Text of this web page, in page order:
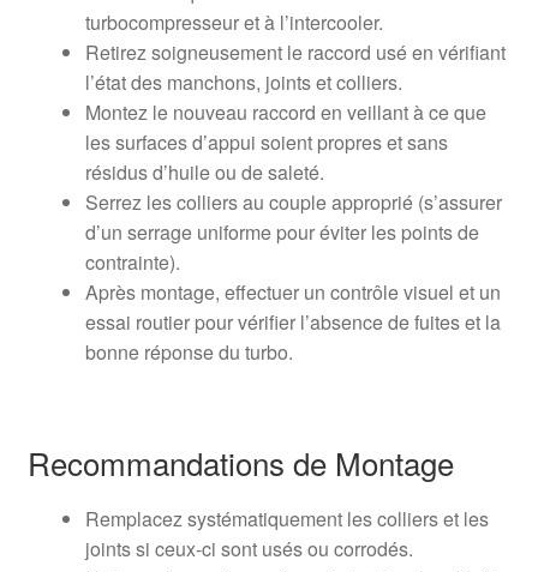
turbocompresseur et à l’intercooler.
Retirez soigneusement le raccord usé en vérifiant
l’état des manchons, joints et colliers.
Montez le nouveau raccord en veillant à ce que
les surfaces d’appui soient propres et sans
résidus d’huile ou de saleté.
Serrez les colliers au couple approprié (s’assurer
d’un serrage uniforme pour éviter les points de
contrainte).
Après montage, effectuer un contrôle visuel et un
essai routier pour vérifier l’absence de fuites et la
bonne réponse du turbo.
Recommandations de Montage
Remplacez systématiquement les colliers et les
joints si ceux-ci sont usés ou corrodés.